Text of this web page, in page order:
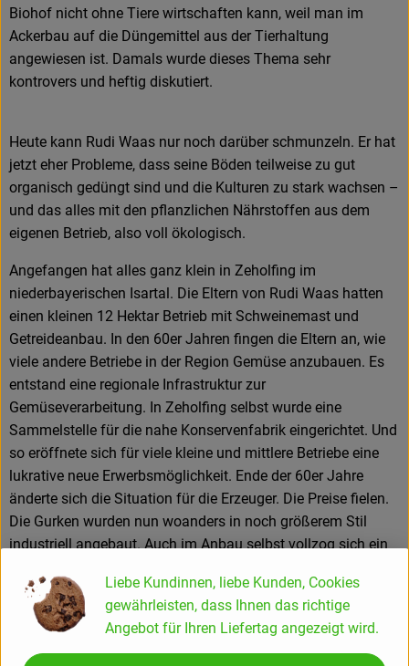
Biohof nicht ohne Tiere wirtschaften kann, weil man im
Ackerbau auf die Düngemittel aus der Tierhaltung
angewiesen ist. Damals wurde dieses Thema sehr
kontrovers und heftig diskutiert.
Heute kann Rudi Waas nur noch darüber schmunzeln. Er hat
jetzt eher Probleme, dass seine Böden teilweise zu gut
organisch gedüngt sind und die Kulturen zu stark wachsen –
und das alles mit den pflanzlichen Nährstoffen aus dem
eigenen Betrieb, also voll ökologisch.
Angefangen hat alles ganz klein in Zeholfing im
niederbayerischen Isartal. Die Eltern von Rudi Waas hatten
einen kleinen 12 Hektar Betrieb mit Schweinemast und
Getreideanbau. In den 60er Jahren fingen die Eltern an, wie
viele andere Betriebe in der Region Gemüse anzubauen. Es
entstand eine regionale Infrastruktur zur
Gemüseverarbeitung. In Zeholfing selbst wurde eine
Sammelstelle für die nahe Konservenfabrik eingerichtet. Und
so eröffnete sich für viele kleine und mittlere Betriebe eine
lukrative neue Erwerbsmöglichkeit. Ende der 60er Jahre
änderte sich die Situation für die Erzeuger. Die Preise fielen.
Die Gurken wurden nun woanders in noch größerem Stil
industriell angebaut. Auch im Anbau selbst vollzog sich ein
kompensieren, wurden Düngung und der Einsatz von
Pflanzenschutzmitteln stark gesteigert. In dieser Zeit
absolvierte Rudi Waas seine landwirtschaftliche Ausbildung.
In der Berufsschule wurde ein hoher Aufwand an
Liebe Kundinnen, liebe Kunden, Cookies
gewährleisten, dass Ihnen das richtige
Angebot für Ihren Liefertag angezeigt wird.